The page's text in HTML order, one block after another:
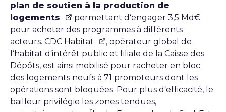
plan de soutien à la production de
logements
permettant d’engager 3,5 Md€
pour acheter des programmes à différents
acteurs. CDC Habitat
, opérateur global de
l’habitat d’intérêt public et filiale de la Caisse des
Dépôts, est ainsi mobilisé pour racheter en bloc
des logements neufs à 71 promoteurs dont les
opérations sont bloquées. Pour plus d’efficacité, le
bailleur privilégie les zones tendues,